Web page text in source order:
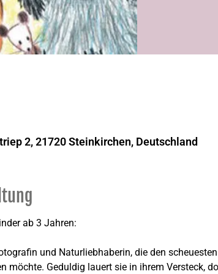
2, 21720 Steinkirchen, Deutschland
ab 3 Jahren:
und Naturliebhaberin, die den
möchte. Geduldig lauert sie in ihrem Versteck,